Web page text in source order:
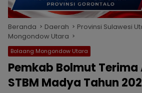
Beranda Daerah Provinsi Sulawesi
Mongondow Utara
Bolaang Mongondow Utara
Pemkab Bolmut Terima
STBM Madya Tahun